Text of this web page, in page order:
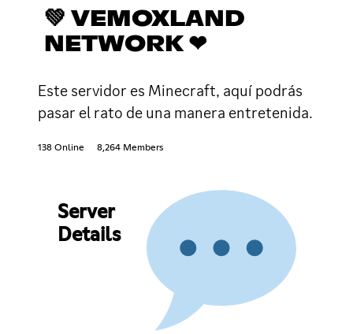
💚 VEMOXLAND
NETWORK ❤
Este servidor es Minecraft, aquí podrás
pasar el rato de una manera entretenida.
138 Online 8,264 Members
Server
Details